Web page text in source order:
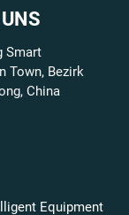
Smart
Town, Bezirk
China
Equipment